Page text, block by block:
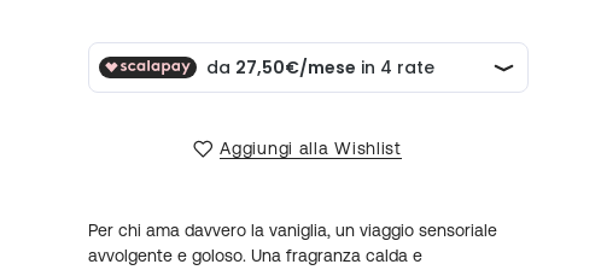
Aggiungi alla Wishlist
Per chi ama davvero la vaniglia, un viaggio sensoriale
avvolgente e goloso. Una fragranza calda e